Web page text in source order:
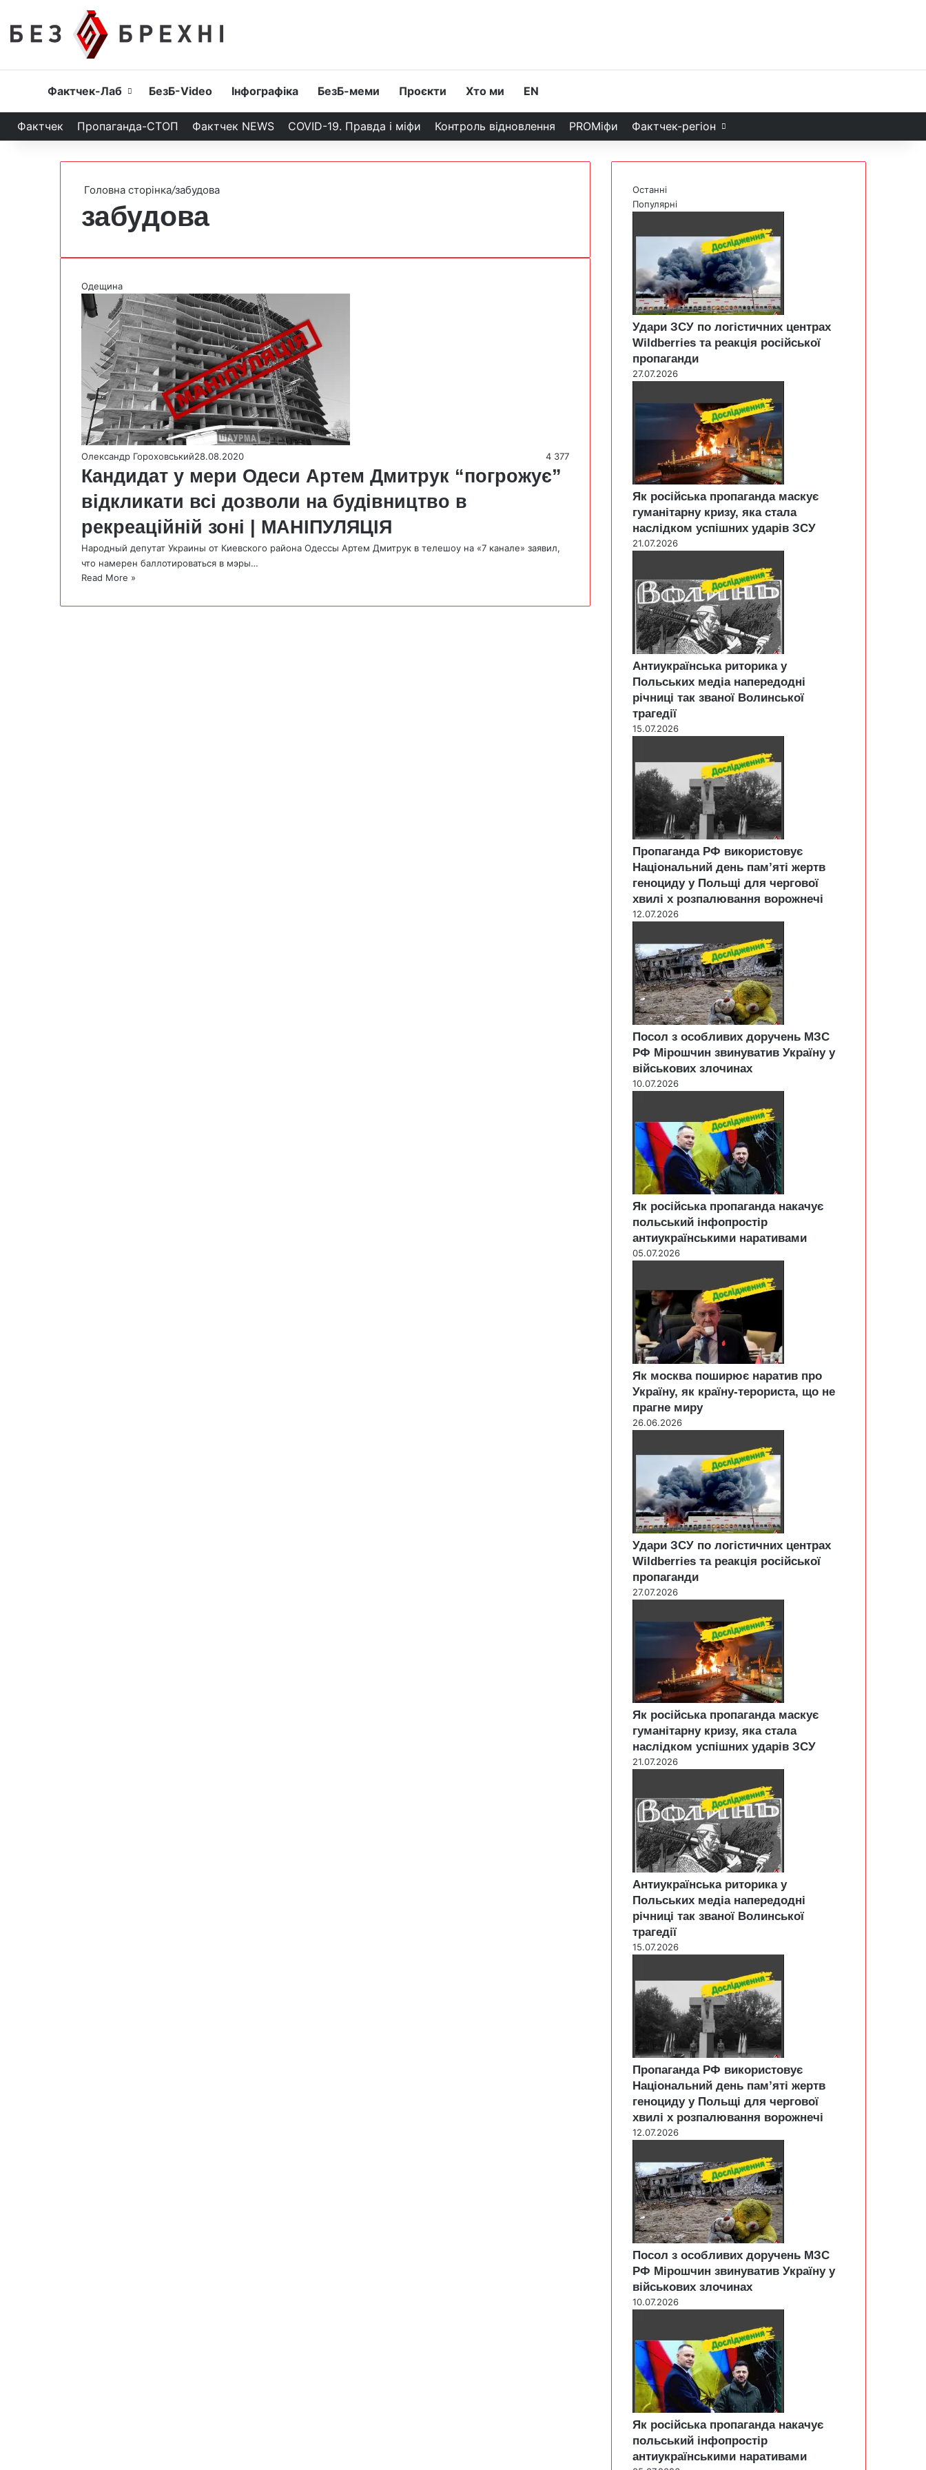
Головна
Фактчек-Лаб БезБ-Video Інфографіка БезБ-меми Проєкти Хто ми EN
Фактчек Пропаганда-СТОП Фактчек NEWS COVID-19. Правда і міфи Контроль відновлення PROМіфи Фактчек-регіон
Головна сторінка/забудова
забудова
Одещина
Олександр Гороховський28.08.2020 4 377
Кандидат у мери Одеси Артем Дмитрук “погрожує”
відкликати всі дозволи на будівництво в
рекреаційній зоні | МАНІПУЛЯЦІЯ
Народный депутат Украины от Киевского района Одессы Артем Дмитрук в телешоу на «7 канале» заявил,
что намерен баллотироваться в мэры…
Read More »
Останні
Популярні
Удари ЗСУ по логістичних центрах
Wildberries та реакція російської
пропаганди
27.07.2026
Як російська пропаганда маскує
гуманітарну кризу, яка стала
наслідком успішних ударів ЗСУ
21.07.2026
Антиукраїнська риторика у
Польських медіа напередодні
річниці так званої Волинської
трагедії
15.07.2026
Пропаганда РФ використовує
Національний день пам’яті жертв
геноциду у Польщі для чергової
хвилі х розпалювання ворожнечі
12.07.2026
Посол з особливих доручень МЗС
РФ Мірошчин звинуватив Україну у
військових злочинах
10.07.2026
Як російська пропаганда накачує
польський інфопростір
антиукраїнськими наративами
05.07.2026
Як москва поширює наратив про
Україну, як країну-терориста, що не
прагне миру
26.06.2026
Удари ЗСУ по логістичних центрах
Wildberries та реакція російської
пропаганди
27.07.2026
Як російська пропаганда маскує
гуманітарну кризу, яка стала
наслідком успішних ударів ЗСУ
21.07.2026
Антиукраїнська риторика у
Польських медіа напередодні
річниці так званої Волинської
трагедії
15.07.2026
Пропаганда РФ використовує
Національний день пам’яті жертв
геноциду у Польщі для чергової
хвилі х розпалювання ворожнечі
12.07.2026
Посол з особливих доручень МЗС
РФ Мірошчин звинуватив Україну у
військових злочинах
10.07.2026
Як російська пропаганда накачує
польський інфопростір
антиукраїнськими наративами